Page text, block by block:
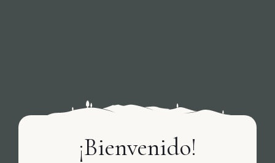
¡Bienvenido!